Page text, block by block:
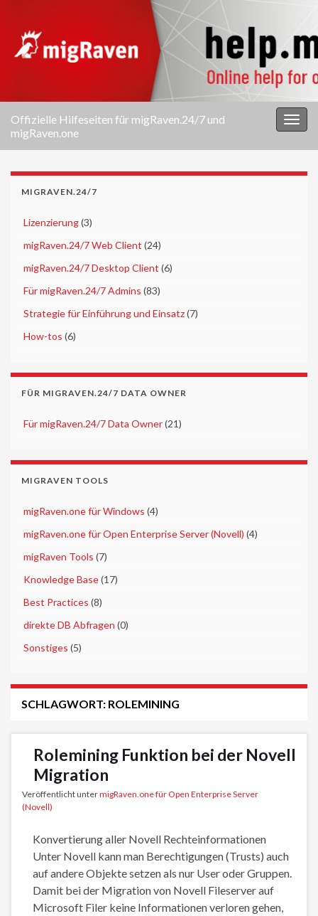
Offizielle Hilfeseiten für migRaven.24/7 und
migRaven.one
MIGRAVEN.24/7
Lizenzierung(3)
migRaven.24/7 Web Client (24)
migRaven.24/7 Desktop Client (6)
Für migRaven.24/7 Admins (83)
Strategie für Einführung und Einsatz(7)
How-tos (6)
FÜR MIGRAVEN.24/7 DATA OWNER
Für migRaven.24/7 Data Owner(21)
MIGRAVEN TOOLS
migRaven.one für Windows (4)
migRaven.one für Open Enterprise Server (Novell) (4)
migRaven Tools (7)
Knowledge Base(17)
Best Practices (8)
direkte DB Abfragen (0)
Sonstiges (5)
SCHLAGWORT: ROLEMINING
Rolemining Funktion bei der Novell
Migration
Veröffentlicht untermigRaven.one für Open Enterprise Server
(Novell)
Konvertierung aller Novell Rechteinformationen
Unter Novell kann man Berechtigungen (Trusts) auch
auf andere Objekte setzen als nur User oder Gruppen.
Damit bei der Migration von Novell Fileserver auf
Microsoft Filer keine Informationen verloren gehen,